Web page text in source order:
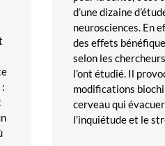
d’une dizaine
neurosciences. En
des effets
selon les
l’ont étudié. Il
modifications
cerveau qui
l’inquiétude et le